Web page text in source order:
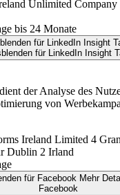
Unlimited Company
bis 24 Monate
für LinkedIn Insight
für LinkedIn Insight
der Analyse des
von
Ireland Limited 4
Dublin 2 Irland
für Facebook Mehr
Facebook